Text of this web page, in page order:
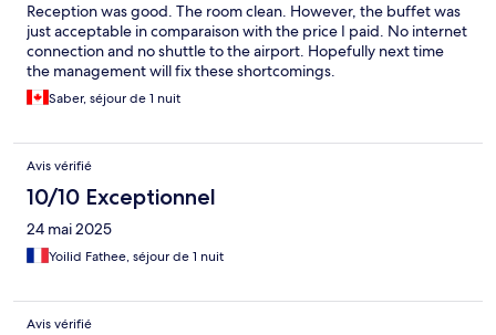
Reception was good. The room clean. However, the buffet was
just acceptable in comparaison with the price I paid. No internet
connection and no shuttle to the airport. Hopefully next time
the management will fix these shortcomings.
Saber, séjour de 1 nuit
Avis vérifié
10/10 Exceptionnel
24 mai 2025
Yoilid Fathee, séjour de 1 nuit
Avis vérifié